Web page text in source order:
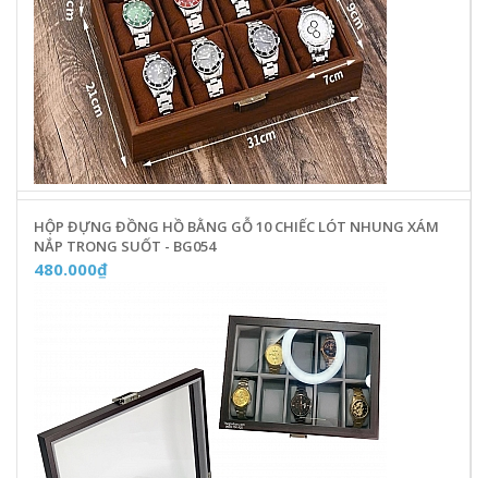
HỘP ĐỰNG ĐỒNG HỒ BẰNG GỖ 10 CHIẾC LÓT NHUNG XÁM
NẮP TRONG SUỐT - BG054
480.000₫